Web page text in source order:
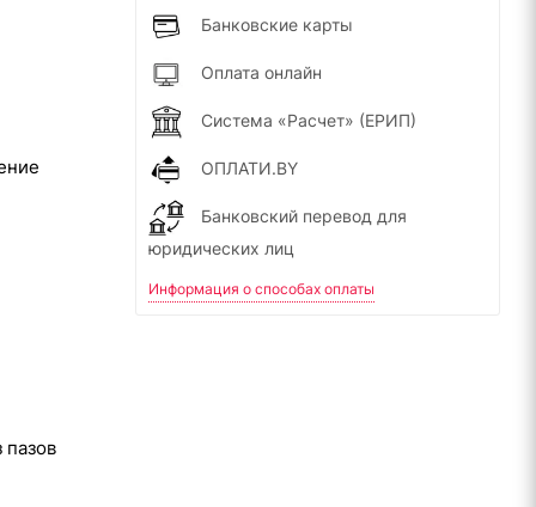
пазов
Банковские карты
Оплата онлайн
Система «Расчет» (ЕРИП)
ОПЛАТИ.BY
Банковский перевод для
юридических лиц
Информация о способах оплаты